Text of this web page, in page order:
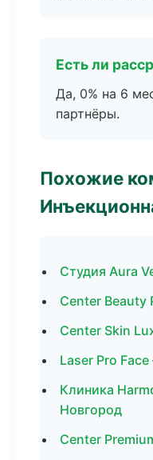
Есть ли
Да, 0% на 6
партнёры.
Похожие
Студия Aura
Center Beauty
Center Skin
Laser Pro
Клиника
Новгород
Center